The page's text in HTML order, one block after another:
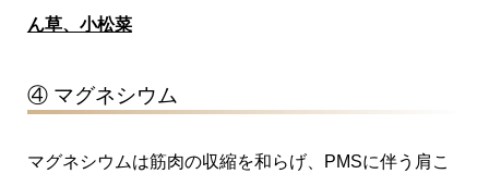
ん草、小松菜
④ マグネシウム
マグネシウムは筋肉の収縮を和らげ、PMSに伴う肩こ